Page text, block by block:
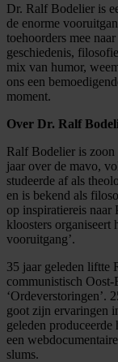
Dr. Ralf Bodelier is
de enorme
toehoorders mee
geschiedenis,
mix van humor,
ons een
moment.
Over Dr. Ralf
Ralf Bodelier is
jaar over de mavo,
studeerde af als
en is bekend als
op inspiratiereis naar
kloosters organiseert
vooruitgang’.
35 jaar geleden liftte
communistisch Oost-
‘Ordeverstoringen’.
goot zijn ervaringen
geleden
een
slums.